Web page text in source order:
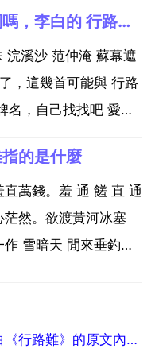
酒，一杯要十千錢，
面對佳餚我放下杯
有和李白行路難相近的詩詞嗎，李白的 行路難 共三首古詩
浣溪沙 范仲淹 蘇幕遮
，這幾首可能與 行路
名，自己找找吧 愛莫
的 擬行路難 與李白
的是什麼
萬錢。羞 通 饈 直 通
然。欲渡黃河冰塞
雪暗天 閒來垂釣碧
海。譯文及註釋 譯
《行路難》全文內容是什麼,李白《行路難》的原文內容是什麼？